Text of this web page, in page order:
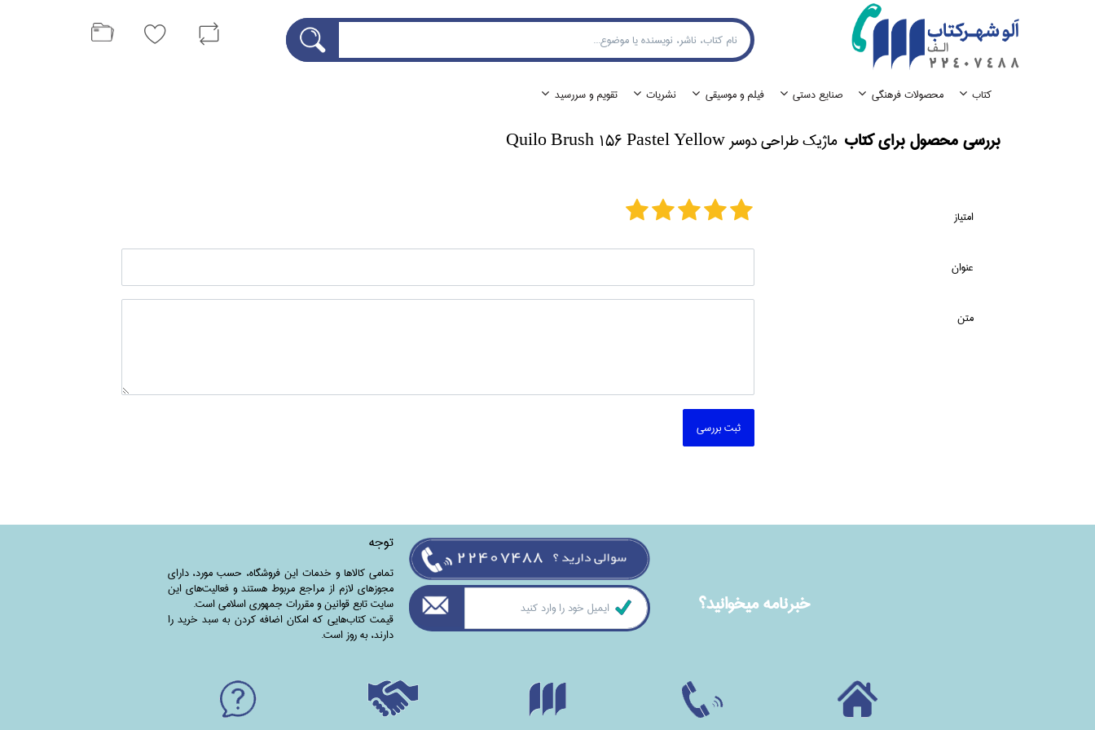
كتاب محصولات فرهنگي صنايع دستي فيلم و موسيقي نشريات تقويم و سررسيد
بررسی محصول برای كتاب ماژيك طراحي دوسر Quilo Brush 156 Pastel Yellow
امتیاز
عنوان
متن
ثبت بررسی
خبرنامه ميخوانيد؟
توجه
تمامی‌ کالاها و خدمات این فروشگاه، حسب مورد،‌ دارای
مجوزهای لازم از مراجع مربوط هستند ‌و‌‌ فعالیت‌های این
سایت تابع قوانین و مقررات جمهوری اسلامی است.
قیمت کتاب‌هایی که امکان اضافه کردن به سبد خرید را
دارند،‌ به روز است.